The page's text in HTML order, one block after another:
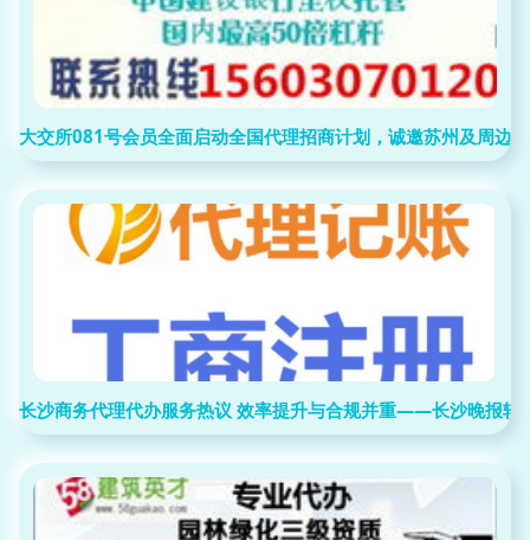
大交所081号会员全面启动全国代理招商计划，诚邀苏州及周边
长沙商务代理代办服务热议 效率提升与合规并重——长沙晚报转